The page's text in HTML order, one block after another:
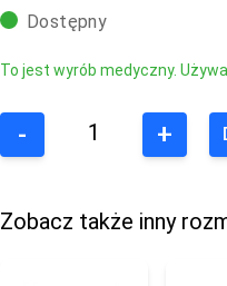
Dostępny
To jest wyrób medyczny.
- +
Zobacz także inny